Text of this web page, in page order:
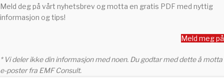
Meld deg på vårt nyhetsbrev og motta en gratis PDF med nyttig
informasjon og tips!
Meld meg på
* Vi deler ikke din informasjon med noen. Du godtar med dette å motta
e-poster fra EMF Consult.